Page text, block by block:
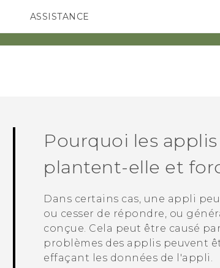
SMARTPHONES
ASSISTANCE
Appareils HTC & Accessoires
Pourquoi les
plantent-elle et
Dans certains cas, une appli
ou cesser de répondre, ou
conçue. Cela peut être causé
problèmes des applis peuvent
effaçant les données de l'appli.